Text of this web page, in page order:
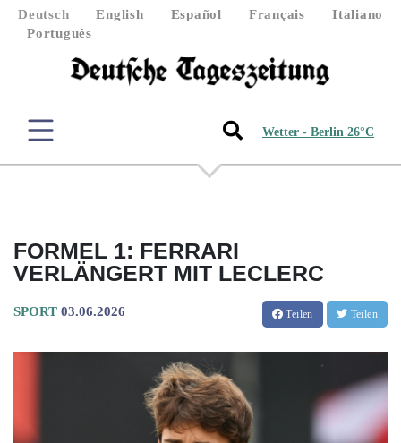
Deutsch English Español Français
Italiano
Português
Wetter - Berlin 26°C
FORMEL 1: FERRARI
VERLÄNGERT MIT LECLERC
SPORT 03.06.2026 Teilen Teilen